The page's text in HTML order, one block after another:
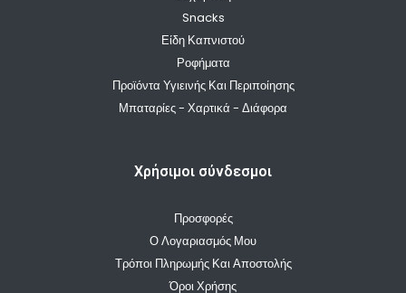
Snacks
Είδη Καπνιστού
Ροφήματα
Προϊόντα Υγιεινής Και Περιποίησης
Μπαταρίες - Χαρτικά - Διάφορα
Χρήσιμοι σύνδεσμοι
Προσφορές
Ο Λογαριασμός Μου
Τρόποι Πληρωμής Και Αποστολής
Όροι Χρήσης